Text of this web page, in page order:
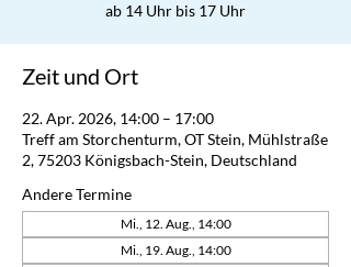
ab 14 Uhr bis 17 Uhr
Zeit und Ort
22. Apr. 2026, 14:00 – 17:00
Treff am Storchenturm, OT Stein, Mühlstraße
2, 75203 Königsbach-Stein, Deutschland
Andere Termine
Mi., 12. Aug., 14:00
Mi., 19. Aug., 14:00